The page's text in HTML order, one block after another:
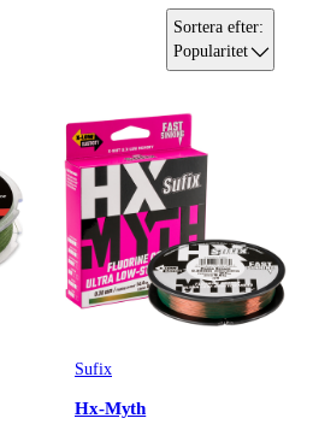
Sortera efter:
Popularitet
Sufix
Hx-Myth